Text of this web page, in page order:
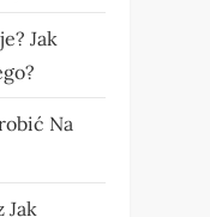
Jak
Na
Jak